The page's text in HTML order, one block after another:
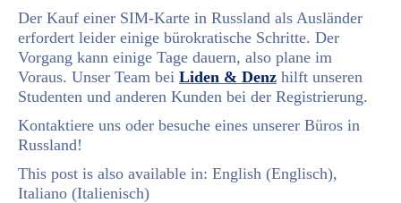
Der Kauf einer SIM-Karte in Russland als Ausländer
erfordert leider einige bürokratische Schritte. Der
Vorgang kann einige Tage dauern, also plane im
Voraus. Unser Team bei Liden & Denz hilft unseren
Studenten und anderen Kunden bei der Registrierung.
Kontaktiere uns oder besuche eines unserer Büros in
Russland!
This post is also available in: English (Englisch)
Italiano (Italienisch)